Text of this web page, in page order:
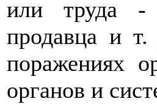
или труда -
продавца и
поражениях
органов и